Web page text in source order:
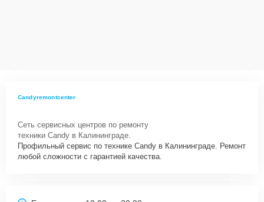
CDF8 715 X нужно просто оставить
телефону горячей линии: +7 (800) 301-53-70. Наши специалисты
оперативно проконсультируют по всем необходимым вопросам,
запишут на диагностику, подскажут с вариантами курьерской
доставки или оформят выезд мастера в удобное время и место.
Candyremontcenter
Сеть сервисных центров по ремонту
техники Candy в Калининграде.
Профильный сервис по технике Candy в Калининграде. Ремонт
любой сложности с гарантией качества.